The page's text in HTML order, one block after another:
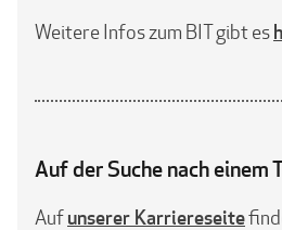
Weitere Infos zum BIT gibt es
Auf der Suche nach einem
Aufunserer Karriereseite